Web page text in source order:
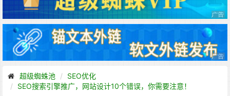
超级蜘蛛池
SEO优化
SEO搜索引擎推广，网站设计10个错误，你需要注意！